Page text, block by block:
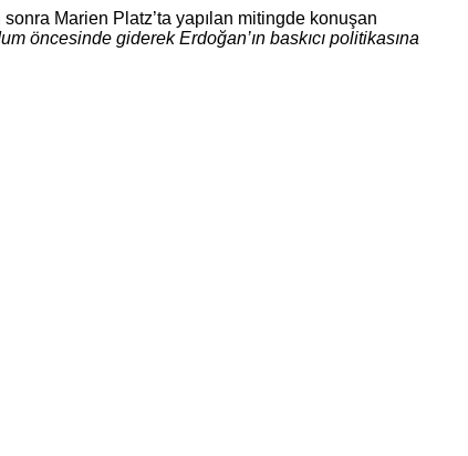
Marien Platz’ta yapılan mitingde konuşan
öncesinde giderek Erdoğan’ın baskıcı politikasına